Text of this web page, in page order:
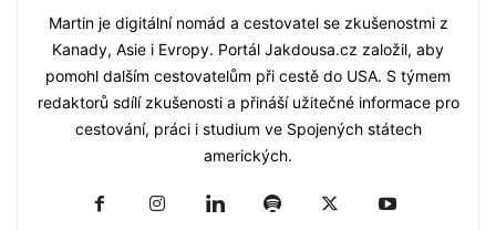
Martin je digitální nomád a cestovatel se zkušenostmi z
Kanady, Asie i Evropy. Portál Jakdousa.cz založil, aby
pomohl dalším cestovatelům při cestě do USA. S týmem
redaktorů sdílí zkušenosti a přináší užitečné informace pro
cestování, práci i studium ve Spojených státech
amerických.